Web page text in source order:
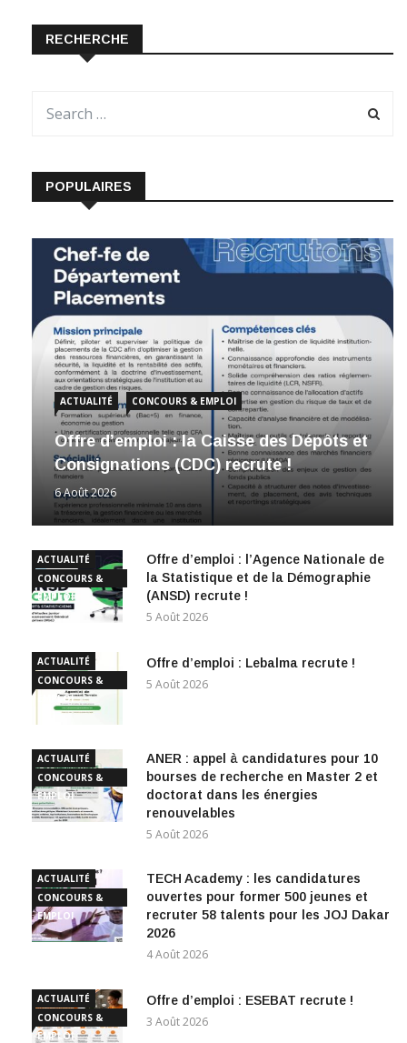
RECHERCHE
POPULAIRES
ACTUALITÉ CONCOURS & EMPLOI
Offre d’emploi : la Caisse des Dépôts et
Consignations (CDC) recrute !
6 Août 2026
ACTUALITÉ
CONCOURS &
EMPLOI
Offre d’emploi : l’Agence Nationale de
la Statistique et de la Démographie
(ANSD) recrute !
5 Août 2026
ACTUALITÉ
CONCOURS &
EMPLOI
Offre d’emploi : Lebalma recrute !
5 Août 2026
ACTUALITÉ
CONCOURS &
EMPLOI
ANER : appel à candidatures pour 10
bourses de recherche en Master 2 et
doctorat dans les énergies
renouvelables
5 Août 2026
ACTUALITÉ
CONCOURS &
EMPLOI
TECH Academy : les candidatures
ouvertes pour former 500 jeunes et
recruter 58 talents pour les JOJ Dakar
2026
4 Août 2026
ACTUALITÉ
CONCOURS &
EMPLOI
Offre d’emploi : ESEBAT recrute !
3 Août 2026